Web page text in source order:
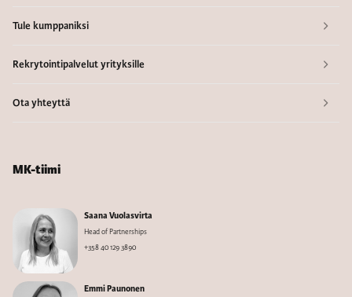
Tule kumppaniksi
Rekrytointipalvelut yrityksille
Ota yhteyttä
MK-tiimi
Saana Vuolasvirta
Head of Partnerships
+358 40 129 3890
Emmi Paunonen